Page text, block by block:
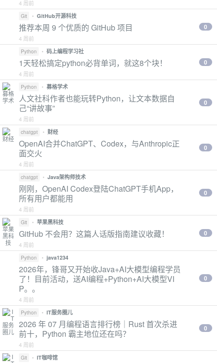
4 周前
Git • GitHub开源科技
推荐本周 9 个优质的 GitHub 项目
4 周前
0
Python • 码上编程学习社
1天轻松搞定python必背单词，就这8个块！
4 周前
0
Python • 募格学术
人文社科作者也能玩转Python，让文本数据自
己“讲故事”
4 周前
0
chatgpt • 财经
OpenAI合并ChatGPT、Codex，与Anthropic正
面交火
4 周前
0
chatgpt • Java架构师技术
刚刚，OpenAI Codex登陆ChatGPT手机App，
所有用户都能用
4 周前
0
Git • 苹果黑科技
GitHub 不会用？这篇人话版指南建议收藏！
4 周前
0
Python • java1234
2026年，锋哥又开始收Java+AI大模型编程学员
了！目前活动，送AI编程+Python+AI大模型VI
P。。
4 周前
0
Python • IT服务圈儿
2026 年 07 月编程语言排行榜｜Rust 首次杀进
前十，Python 霸主地位还在吗？
4 周前
0
Git • IT咖啡馆